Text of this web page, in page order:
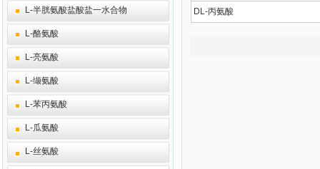
L-半胱氨酸盐酸盐一水合物
L-酪氨酸
L-亮氨酸
L-缬氨酸
L-苯丙氨酸
L-瓜氨酸
L-丝氨酸
DL-丙氨酸